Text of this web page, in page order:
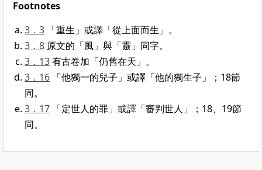
Footnotes
3．3 「重生」或譯「從上面而生」。
3．8 原文的「風」與「靈」同字。
3．13有古卷加「仍舊在天」。
3．16 「他獨一的兒子」或譯「他的獨生子」；18節
同。
3．17 「定世人的罪」或譯「審判世人」；18、19節
同。